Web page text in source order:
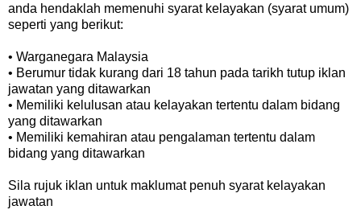
anda hendaklah memenuhi syarat kelayakan (syarat umum)
seperti yang berikut:
• Warganegara Malaysia
• Berumur tidak kurang dari 18 tahun pada tarikh tutup iklan
jawatan yang ditawarkan
• Memiliki kelulusan atau kelayakan tertentu dalam bidang
yang ditawarkan
• Memiliki kemahiran atau pengalaman tertentu dalam
bidang yang ditawarkan
Sila rujuk iklan untuk maklumat penuh syarat kelayakan
jawatan